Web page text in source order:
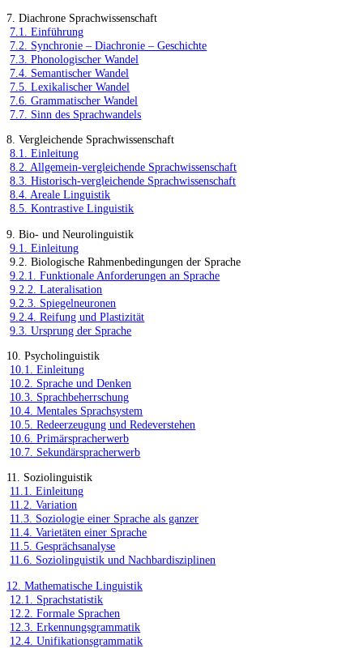
7. Diachrone Sprachwissenschaft
7.1. Einführung
7.2. Synchronie – Diachronie – Geschichte
7.3. Phonologischer Wandel
7.4. Semantischer Wandel
7.5. Lexikalischer Wandel
7.6. Grammatischer Wandel
7.7. Sinn des Sprachwandels
8. Vergleichende Sprachwissenschaft
8.1. Einleitung
8.2. Allgemein-vergleichende Sprachwissenschaft
8.3. Historisch-vergleichende Sprachwissenschaft
8.4. Areale Linguistik
8.5. Kontrastive Linguistik
9. Bio- und Neurolinguistik
9.1. Einleitung
9.2. Biologische Rahmenbedingungen der Sprache
9.2.1. Funktionale Anforderungen an Sprache
9.2.2. Lateralisation
9.2.3. Spiegelneuronen
9.2.4. Reifung und Plastizität
9.3. Ursprung der Sprache
10. Psycholinguistik
10.1. Einleitung
10.2. Sprache und Denken
10.3. Sprachbeherrschung
10.4. Mentales Sprachsystem
10.5. Redeerzeugung und Redeverstehen
10.6. Primärspracherwerb
10.7. Sekundärspracherwerb
11. Soziolinguistik
11.1. Einleitung
11.2. Variation
11.3. Soziologie einer Sprache als ganzer
11.4. Varietäten einer Sprache
11.5. Gesprächsanalyse
11.6. Soziolinguistik und Nachbardisziplinen
12. Mathematische Linguistik
12.1. Sprachstatistik
12.2. Formale Sprachen
12.3. Erkennungsgrammatik
12.4. Unifikationsgrammatik